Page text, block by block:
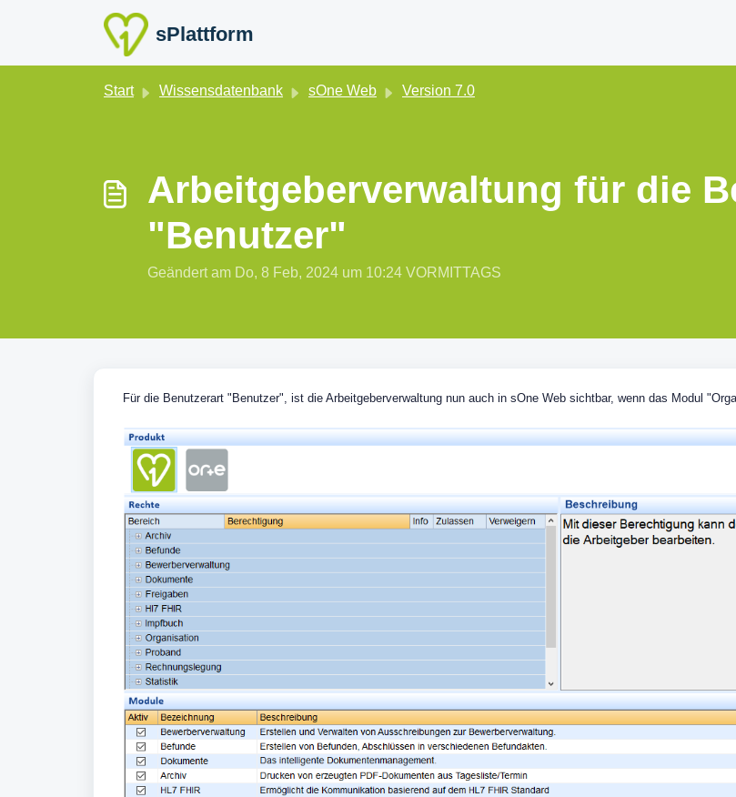
sPlattform
Start Wissensdatenbank sOne Web Version 7.0
Arbeitgeberverwaltung für die
"Benutzer"
Geändert am Do, 8 Feb, 2024 um 10:24 VORMITTAGS
Für die Benutzerart "Benutzer", ist die Arbeitgeberverwaltung nun auch in sOne Web sichtbar, wenn das Modul